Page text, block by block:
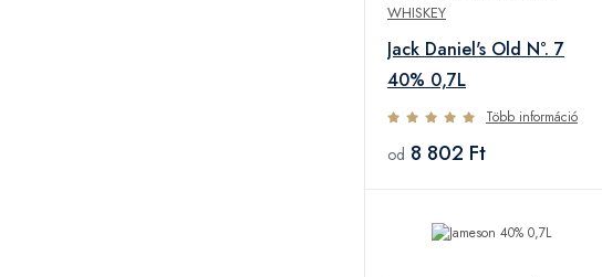
WHISKEY
Jack Daniel's Old N°. 7
40% 0,7L
Több információ
od 8 802 Ft